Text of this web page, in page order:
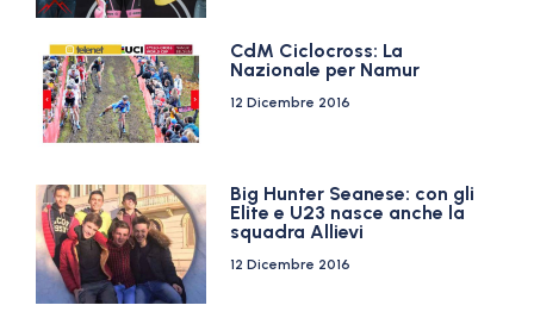
CdM Ciclocross: La
Nazionale per Namur
12 Dicembre 2016
Big Hunter Seanese: con gli
Elite e U23 nasce anche la
squadra Allievi
12 Dicembre 2016